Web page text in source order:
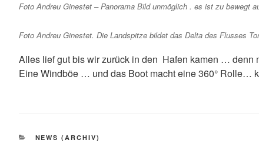
Foto Andreu Ginestet – Panorama Bild unmöglich . es ist zu bewegt
Foto Andreu Ginestet. Die Landspitze bildet das Delta des Flusses
Alles lief gut bis wir zurück in den Hafen kamen … denn
Eine Windböe … und das Boot macht eine 360° Rolle…
KATEGORIEN
NEWS (ARCHIV)